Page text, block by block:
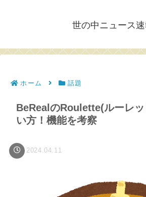
世の中ニュース速
ホーム 話題
BeRealのRoulette(ルーレ
い方！機能を考察
2024.04.11